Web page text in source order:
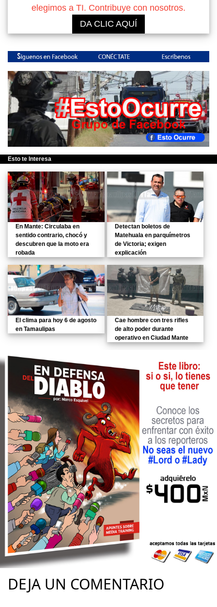
elegimos a TI. Contribuye con nosotros.
DA CLIC AQUÍ
Esto te Interesa
En Mante: Circulaba en
sentido contrario, chocó y
descubren que la moto era
robada
Detectan boletos de
Matehuala en parquímetros
de Victoria; exigen
explicación
El clima para hoy 6 de agosto
en Tamaulipas
Cae hombre con tres rifles
de alto poder durante
operativo en Ciudad Mante
DEJA UN COMENTARIO